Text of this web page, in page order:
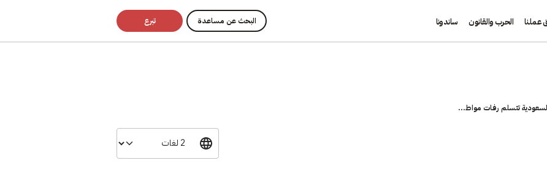
عملنا الحرب والقانون ساندونا البحث عن مساعدة تبرع
السعودية تتسلم رفات مواط...